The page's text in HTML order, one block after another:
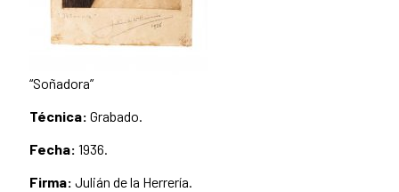
“Soñadora”
Técnica: Grabado.
Fecha: 1936.
Firma: Julián de la Herrería.